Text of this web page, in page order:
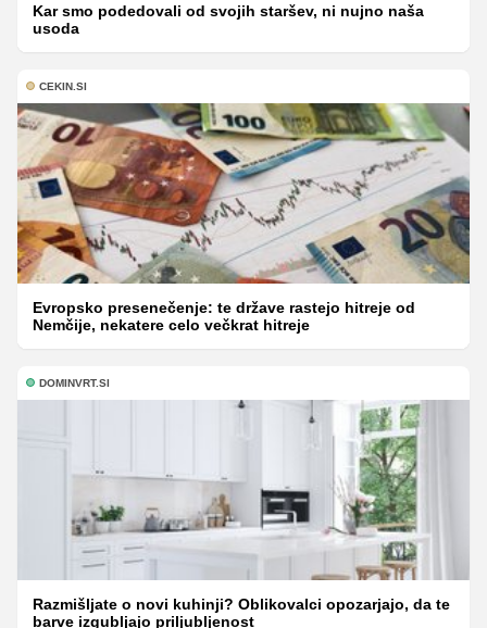
Kar smo podedovali od svojih staršev, ni nujno naša
usoda
CEKIN.SI
Evropsko presenečenje: te države rastejo hitreje od
Nemčije, nekatere celo večkrat hitreje
DOMINVRT.SI
Razmišljate o novi kuhinji? Oblikovalci opozarjajo, da te
barve izgubljajo priljubljenost